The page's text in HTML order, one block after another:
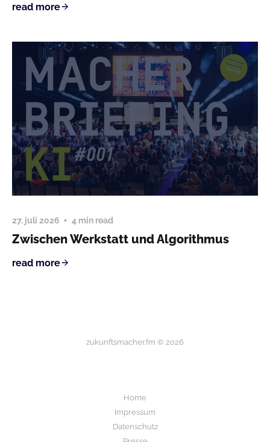
read more
27. juli 2026 4 min read
Zwischen Werkstatt und Algorithmus
read more
zukunftsmacher.fm © 2026
Home
Impressum
Datenschutz